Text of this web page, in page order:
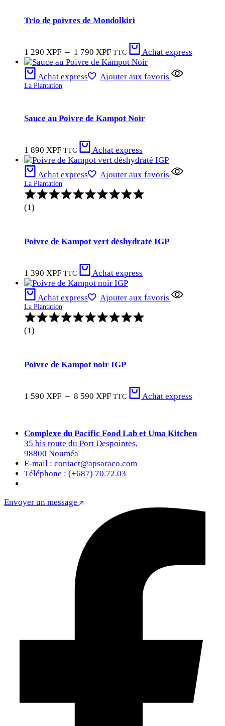
Trio de poivres de Mondolkiri
1 290 XPF – 1 790 XPF
de
prix :
1
790 XPF
TTC Achat express
Achat express Ajouter aux favoris
La Plantation
Sauce au Poivre de Kampot Noir
1 890 XPF TTC Achat express
Achat express Ajouter aux favoris
La Plantation
(1)
Poivre de Kampot vert déshydraté IGP
1 390 XPF TTC Achat express
Achat express Ajouter aux favoris
La Plantation
(1)
Poivre de Kampot noir IGP
1 590 XPF – 8 590 XPF
Plage
de
590 XPF
à
8
590 XPF
TTC Achat express
Complexe du Pacific Food Lab et Uma Kitchen
35 bis route du Port Despointes,
98800 Nouméa
E-mail : contact@apsaraco.com
Téléphone : (+687) 70.72.03
Envoyer un message